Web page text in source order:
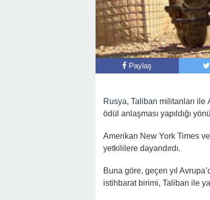
Paylaş
Rusya, Taliban militanları ile
ödül anlaşması yapıldığı
Amerikan New York Times
yetkililere dayandırdı.
Buna göre, geçen yıl
istihbarat birimi, Taliban ile